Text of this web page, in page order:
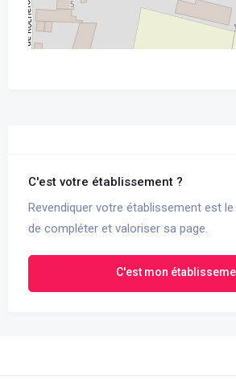
C'est votre établissement ?
Revendiquer votre établissement est
de compléter et valoriser sa page.
C'est mon